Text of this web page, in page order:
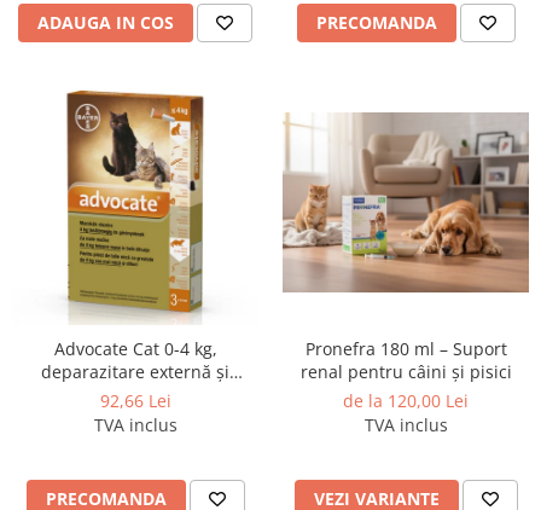
ADAUGA IN COS PRECOMANDA
Advocate Cat 0-4 kg,
deparazitare externă și
internă, 1 pipeta
92,66 Lei
TVA inclus
PRECOMANDA
Pronefra 180 ml – Suport
renal pentru câini și pisici
de la 120,00 Lei
TVA inclus
VEZI VARIANTE